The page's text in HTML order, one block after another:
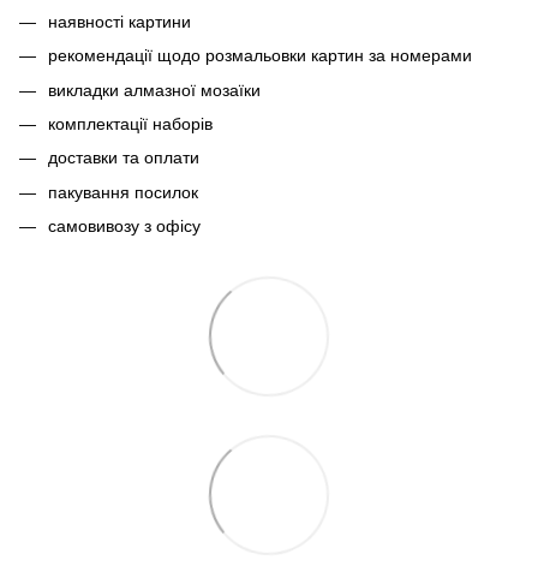
наявності картини
рекомендації щодо розмальовки картин за номерами
викладки алмазної мозаїки
комплектації наборів
доставки та оплати
пакування посилок
самовивозу з офісу